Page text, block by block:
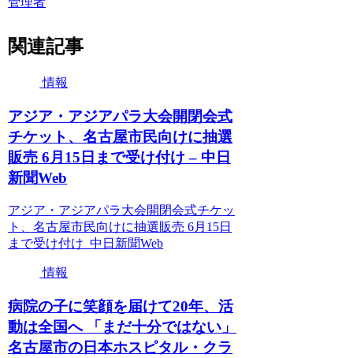
関連記事
情報
アジア・アジアパラ大会開閉会式
チケット、名古屋市民向けに抽選
販売 6月15日まで受け付け – 中日
新聞Web
アジア・アジアパラ大会開閉会式チケッ
ト、名古屋市民向けに抽選販売 6月15日
まで受け付け 中日新聞Web
情報
病院の子に笑顔を届けて20年、活
動は全国へ 「まだ十分ではない」
名古屋市の日本ホスピタル・クラ